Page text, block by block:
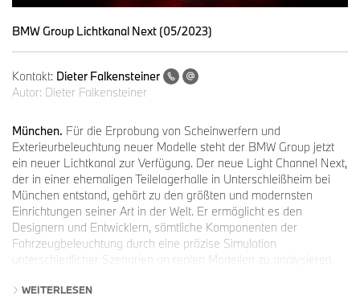
BMW Group Lichtkanal Next (05/2023)
Kontakt: Dieter Falkensteiner
Autor: Dieter Falkensteiner
München. Für die Erprobung von Scheinwerfern und
Exterieurbeleuchtung neuer Modelle steht der BMW Group jetzt
ein neuer Lichtkanal zur Verfügung. Der neue Light Channel Next,
der in einer ehemaligen Teilelagerhalle in Unterschleißheim bei
München entstand, gehört zu den größten und modernsten
Einrichtungen seiner Art in der Welt. Er ermöglicht es den
Designern und Entwicklern, sämtliche Komponenten der
Fahrzeugbeleuchtung durch eine präzise Simulation
unterschiedlicher Szenarien an realen Modellen zu analysieren
dort auch die Umfeldbeleuchtung für jede Tages- und Nachtzeit
WEITERLESEN